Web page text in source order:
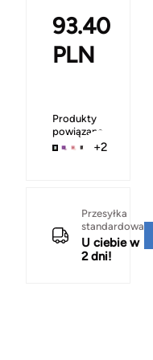
93.40
PLN
Produkty
powiązane
+2
Przesyłka
standardowa
U ciebie w
2 dni!